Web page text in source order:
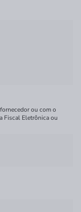
ou com o
Fiscal Eletrônica ou